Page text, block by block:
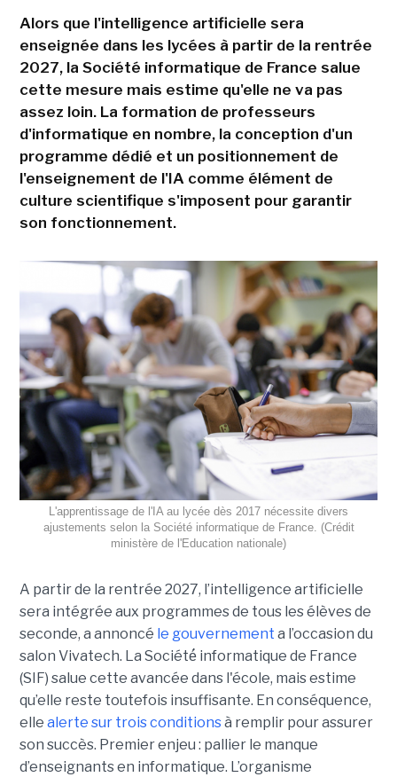
Alors que l'intelligence artificielle sera
enseignée dans les lycées à partir de la rentrée
2027, la Société informatique de France salue
cette mesure mais estime qu'elle ne va pas
assez loin. La formation de professeurs
d'informatique en nombre, la conception d'un
programme dédié et un positionnement de
l'enseignement de l'IA comme élément de
culture scientifique s'imposent pour garantir
son fonctionnement.
L'apprentissage de l'IA au lycée dès 2017 nécessite divers
ajustements selon la Société informatique de France. (Crédit
ministère de l'Education nationale)
A partir de la rentrée 2027, l’intelligence artificielle
sera intégrée aux programmes de tous les élèves de
seconde, a annoncé le gouvernement a l’occasion du
salon Vivatech. La Société́ informatique de France
(SIF) salue cette avancée dans l'école, mais estime
qu’elle reste toutefois insuffisante. En conséquence,
elle alerte sur trois conditionsà remplir pour assurer
son succès. Premier enjeu : pallier le manque
d’enseignants en informatique. L’organisme